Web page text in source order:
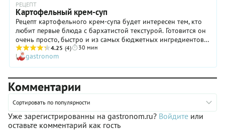
РЕЦЕПТ
Картофельный крем-суп
Рецепт картофельного крем-супа будет интересен тем, кто
любит первые блюда с бархатистой текстурой. Готовится он
очень просто, быстро и из самых бюджетных ингредиентов.
Но скучным этот картофельный крем-суп точно не назовешь:
в его состав входит корень сельдерея, который отвечает за
пикантные ноты во вкусе, а также обжаренный тмин (им
посыпают блюдо перед подачей), придающий пряный
аромат. Ну и, наконец, еще одна «фишка». В тарелки с
готовым картофельным крем-супом добавляют сметану,
смешанную с укропом! Благодаря этому, блюдо выглядит
очень аппетитно, а вкус его становится более нежным.
4.25 (4) 30 мин
gastronom
Комментарии
Сортировать по популярности
Уже зарегистрированны на gastronom.ru? Войдите или
оставьте комментарий как гость